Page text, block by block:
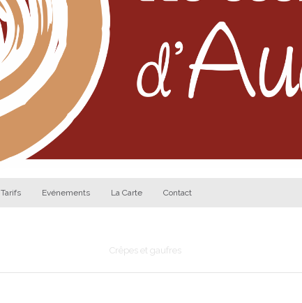
Tarifs Evénements La Carte Contact
Crêpes et gaufres